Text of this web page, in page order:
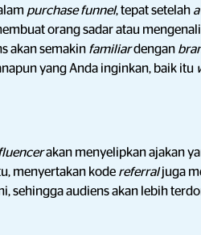
purchase funnel, tepat setelah
orang sadar atau
akan semakin familiardengan
yang Anda inginkan, baik itu
akan menyelipkan ajakan
menyertakan kode referraljuga
sehingga audiens akan lebih